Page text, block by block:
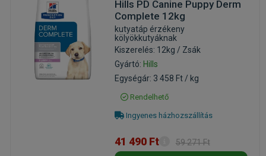
Hills PD Canine Puppy Derm
Complete 12kg
kutyatáp érzékeny
kölyökkutyáknak
Kiszerelés: 12kg / Zsák
Gyártó: Hills
Egységár: 3 458 Ft / kg
Rendelhető
Ingyenes házhozszállítás
41 490 Ft 59 271 Ft